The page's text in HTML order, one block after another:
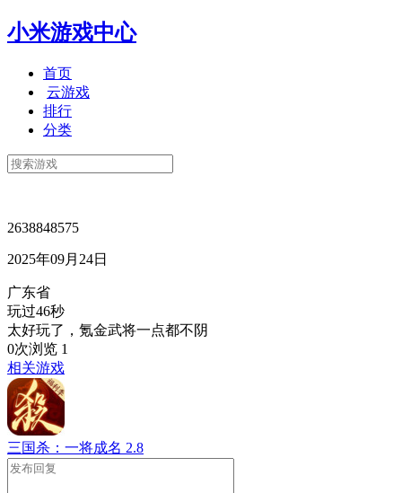
小米游戏中心
首页
云游戏
排行
分类
2638848575
2025年09月24日
广东省
玩过46秒
太好玩了，氪金武将一点都不阴
0次浏览 1
相关游戏
三国杀：一将成名 2.8